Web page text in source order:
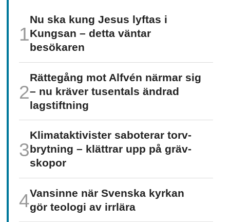
Nu ska kung Jesus lyftas i
Kungsan – detta väntar
besökaren
Rättegång mot Alfvén närmar sig
– nu kräver tusentals ändrad
lagstiftning
Klimat­aktivister saboterar torv­
brytning – klättrar upp på gräv­
skopor
Vansinne när Svenska kyrkan
gör teologi av irrlära